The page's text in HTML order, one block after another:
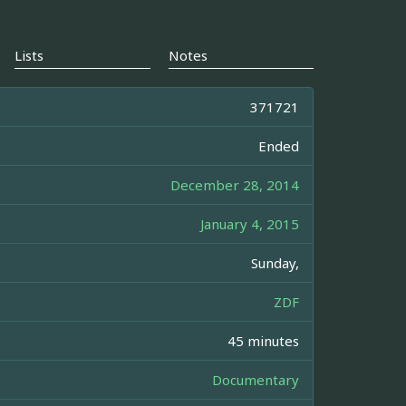
Lists Notes
371721
Ended
December 28, 2014
January 4, 2015
Sunday,
ZDF
45 minutes
Documentary